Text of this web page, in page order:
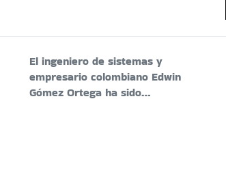
El ingeniero de sistemas y
empresario colombiano Edwin
Gómez Ortega ha sido…